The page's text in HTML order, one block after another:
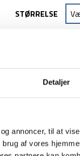
Detaljer
annoncer, til at
af vores
STØRRELSE
1-2 dages